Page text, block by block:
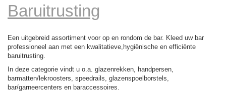
Baruitrusting
Een uitgebreid assortiment voor op en rondom de bar. Kleed uw bar
professioneel aan met een kwalitatieve,hygiënische en efficiënte
baruitrusting.
In deze categorie vindt u o.a. glazenrekken, handpersen,
barmatten/lekroosters, speedrails, glazenspoelborstels,
bar/garneercenters en baraccessoires.